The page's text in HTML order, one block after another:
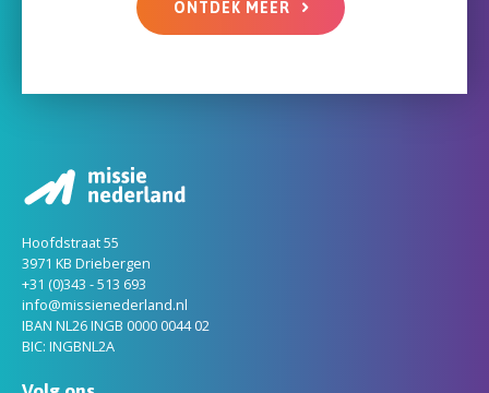
ONTDEK MEER
Hoofdstraat 55
3971 KB Driebergen
+31 (0)343 - 513 693
info@missienederland.nl
IBAN NL26 INGB 0000 0044 02
BIC: INGBNL2A